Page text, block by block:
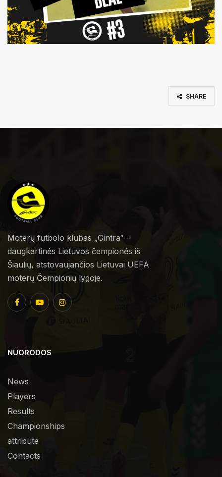
SHARE
Moterų futbolo klubas „Gintra“ –
daugkartinės Lietuvos čempionės iš
Šiaulių, atstovaujančios Lietuvai UEFA
moterų Čempionių lygoje.
NUORODOS
News
Players
Results
Championships
attribute
Contacts